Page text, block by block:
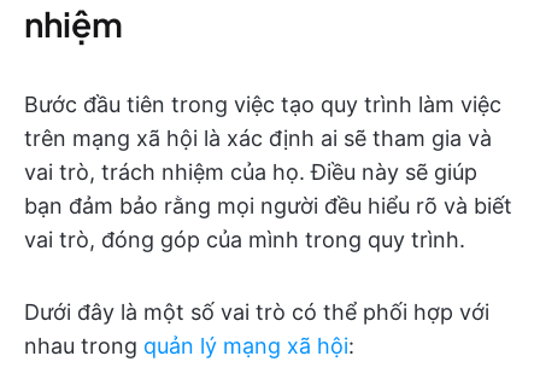
nhiệm
Bước đầu tiên trong việc tạo quy trình làm việc
trên mạng xã hội là xác định ai sẽ tham gia và
vai trò, trách nhiệm của họ. Điều này sẽ giúp
bạn đảm bảo rằng mọi người đều hiểu rõ và biết
vai trò, đóng góp của mình trong quy trình.
Dưới đây là một số vai trò có thể phối hợp với
nhau trong quản lý mạng xã hội: